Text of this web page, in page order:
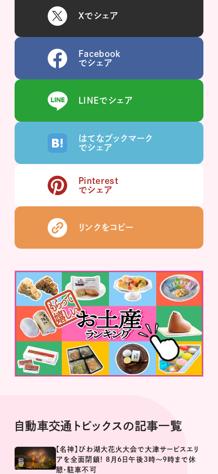
Xでシェア
Facebook
でシェア
LINEでシェア
はてなブックマーク
でシェア
Pinterest
でシェア
リンクをコピー
自動車交通トピックスの記事一覧
【名神】びわ湖大花火大会で大津サービスエリ
アを全面閉鎖! 8月6日午後3時～9時まで休
憩・駐車不可